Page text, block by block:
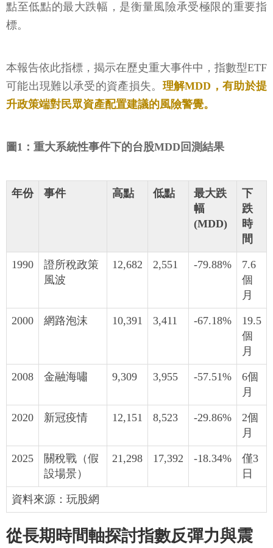
點至低點的最大跌幅，是衡量風險承受極限的重要指
標。
本報告依此指標，揭示在歷史重大事件中，指數型ETF
可能出現難以承受的資產損失。 理解MDD，有助於提
升政策端對民眾資產配置建議的風險警覺。
圖1：重大系統性事件下的台股MDD回測結果
年份 事件 高點 低點
最大跌
幅
(MDD)
下
跌
時
間
1990
證所稅政策
風波
12,682 2,551 -79.88%
7.6
個
月
2000 網路泡沫 10,391 3,411 -67.18%
19.5
個
月
2008 金融海嘯 9,309 3,955 -57.51%
6個
月
2020 新冠疫情 12,151 8,523 -29.86%
2個
月
2025
關稅戰（假
設場景）
21,298 17,392 -18.34%
僅3
日
資料來源：玩股網
從長期時間軸探討指數反彈力與震